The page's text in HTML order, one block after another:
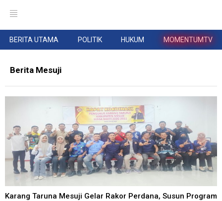
BERITA UTAMA POLITIK HUKUM MOMENTUMTV
Berita Mesuji
Karang Taruna Mesuji Gelar Rakor Perdana, Susun Program